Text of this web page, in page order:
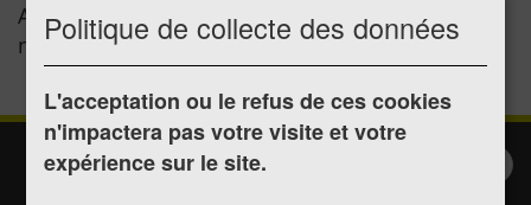
Politique de collecte des données
L'acceptation ou le refus de ces cookies
n'impactera pas votre visite et votre
expérience sur le site.
Attention ! La page demandée est introuvable ou
n'existe pas.
Inscription à la